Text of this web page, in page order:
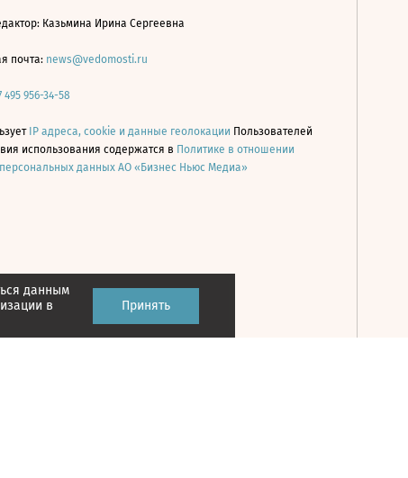
данным
в
Принять
Казьмина Ирина Сергеевна
почта: news@vedomosti.ru
495 956-34-58
IP адреса, cookie и данные геолокации Пользователей
использования содержатся в Политике в отношении
данных АО «Бизнес Ньюс Медиа»